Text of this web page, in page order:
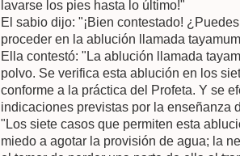
lavarse los pies hasta lo último!"
El sabio dijo: "¡Bien contestado!
proceder en la ablución llamada
Ella contestó: "La ablución llamada
polvo. Se verifica esta ablución en los
conforme a la práctica del Profeta. Y se
indicaciones previstas por la enseñanza
"Los siete casos que permiten esta
miedo a agotar la provisión de agua; la